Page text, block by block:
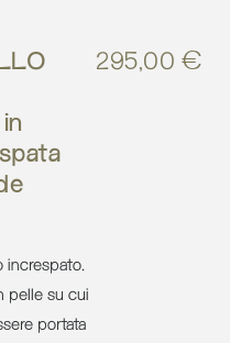
295,00€
increspato.
pelle su cui
portata